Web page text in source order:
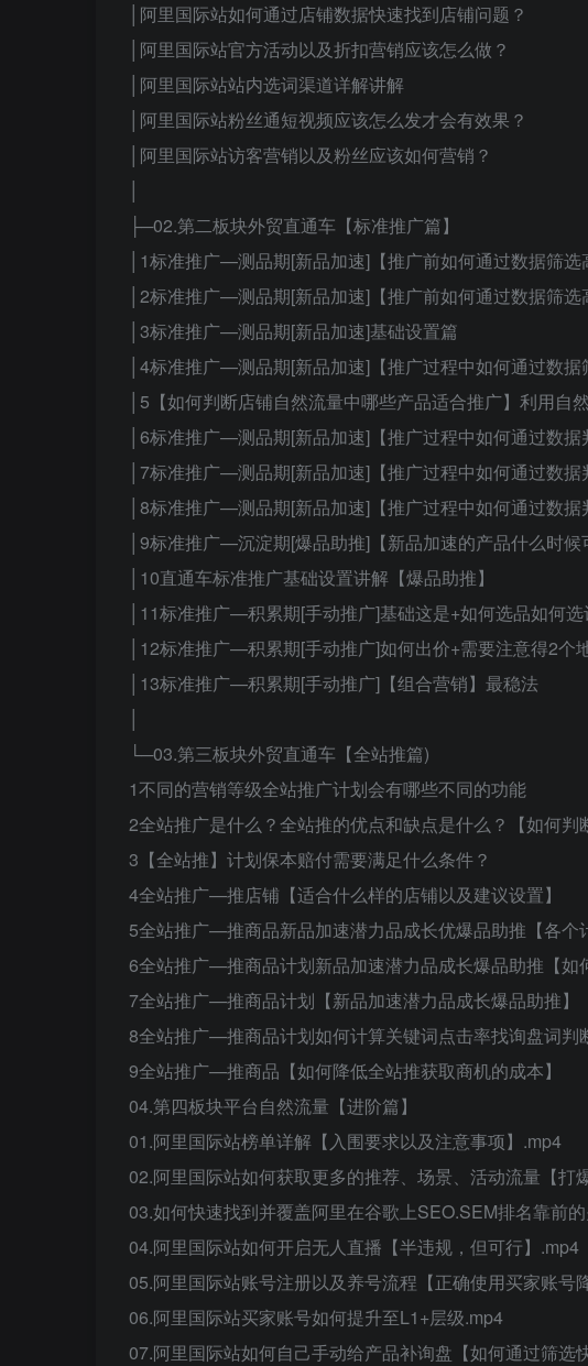
│阿里国际站如何通过店铺数据快速找到店铺问题？
│阿里国际站官方活动以及折扣营销应该怎么做？
│阿里国际站站内选词渠道详解讲解
│阿里国际站粉丝通短视频应该怎么发才会有效果？
│阿里国际站访客营销以及粉丝应该如何营销？
├─02.第二板块外贸直通车【标准推广篇】
│1标准推广—测品期[新品加速]【推广前如何通过数据筛选
│2标准推广—测品期[新品加速]【推广前如何通过数据筛选
│3标准推广—测品期[新品加速]基础设置篇
│4标准推广—测品期[新品加速]【推广过程中如何通过数据
│5【如何判断店铺自然流量中哪些产品适合推广】利用自
│6标准推广—测品期[新品加速]【推广过程中如何通过数据
│7标准推广—测品期[新品加速]【推广过程中如何通过数据
│8标准推广—测品期[新品加速]【推广过程中如何通过数据
│9标准推广—沉淀期[爆品助推]【新品加速的产品什么时候
│10直通车标准推广基础设置讲解【爆品助推】
│11标准推广—积累期[手动推广]基础这是+如何选品如何选
│12标准推广—积累期[手动推广]如何出价+需要注意得2个
│13标准推广—积累期[手动推广]【组合营销】最稳法
└─03.第三板块外贸直通车【全站推篇)
1不同的营销等级全站推广计划会有哪些不同的功能
2全站推广是什么？全站推的优点和缺点是什么？【如何判
3【全站推】计划保本赔付需要满足什么条件？
4全站推广—推店铺【适合什么样的店铺以及建议设置】
5全站推广—推商品新品加速潜力品成长优爆品助推【各个
6全站推广—推商品计划新品加速潜力品成长爆品助推【如
7全站推广—推商品计划【新品加速潜力品成长爆品助推】
8全站推广—推商品计划如何计算关键词点击率找询盘词判
9全站推广—推商品【如何降低全站推获取商机的成本】
04.第四板块平台自然流量【进阶篇】
01.阿里国际站榜单详解【入围要求以及注意事项】.mp4
02.阿里国际站如何获取更多的推荐、场景、活动流量【打
03.如何快速找到并覆盖阿里在谷歌上SEO.SEM排名靠前
04.阿里国际站如何开启无人直播【半违规，但可行】.mp4
05.阿里国际站账号注册以及养号流程【正确使用买家账号
06.阿里国际站买家账号如何提升至L1+层级.mp4
07.阿里国际站如何自己手动给产品补询盘【如何通过筛选